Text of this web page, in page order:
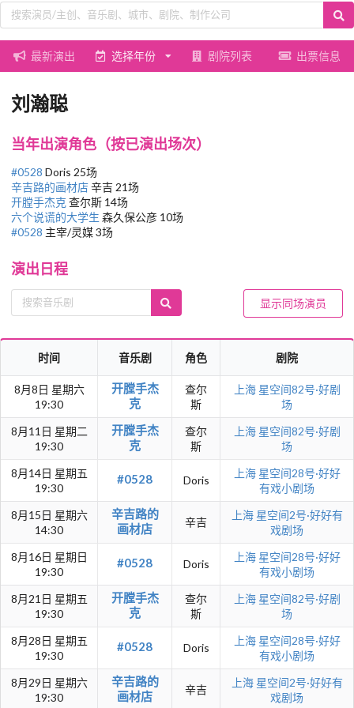
最新演出 选择年份 剧院列表 出票信息
刘瀚聪
当年出演角色（按已演出场次）
#0528 Doris 25场
辛吉路的画材店辛吉 21场
开膛手杰克 查尔斯 14场
六个说谎的大学生 森久保公彦 10场
#0528 主宰/灵媒 3场
演出日程
显示同场演员
时间 音乐剧 角色 剧院
8月8日 星期六
19:30
开膛手杰
克
查尔
斯
上海 星空间82号·好剧
场
8月11日 星期二
19:30
开膛手杰
克
查尔
斯
上海 星空间82号·好剧
场
8月14日 星期五
19:30
#0528 Doris
上海 星空间28号·好好
有戏小剧场
8月15日 星期六
14:30
辛吉路的
画材店
辛吉
上海 星空间2号·好好有
戏剧场
8月16日 星期日
19:30
#0528 Doris
上海 星空间28号·好好
有戏小剧场
8月21日 星期五
19:30
开膛手杰
克
查尔
斯
上海 星空间82号·好剧
场
8月28日 星期五
19:30
#0528 Doris
上海 星空间28号·好好
有戏小剧场
8月29日 星期六
19:30
辛吉路的
画材店
辛吉
上海 星空间2号·好好有
戏剧场